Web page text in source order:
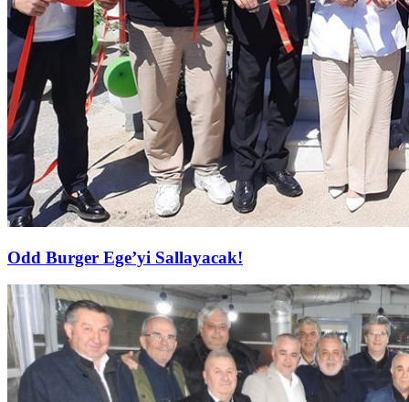
Odd Burger Ege’yi Sallayacak!